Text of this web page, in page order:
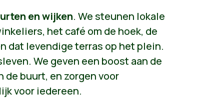
en wijken. We steunen lokale
het café om de hoek, de
dat levendige terras op het plein.
We geven een boost aan de
buurt, en zorgen voor
voor iedereen.